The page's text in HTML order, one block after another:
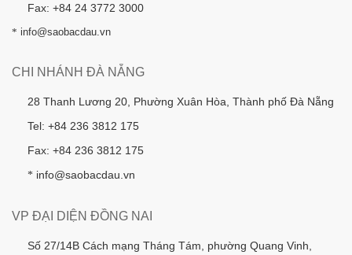
Fax: +84 24 3772 3000
* info@saobacdau.vn
CHI NHÁNH ĐÀ NẴNG
28 Thanh Lương 20, Phường Xuân Hòa, Thành phố Đà Nẵng
Tel: +84 236 3812 175
Fax: +84 236 3812 175
* info@saobacdau.vn
VP ĐẠI DIỆN ĐỒNG NAI
Số 27/14B Cách mạng Tháng Tám, phường Quang Vinh,